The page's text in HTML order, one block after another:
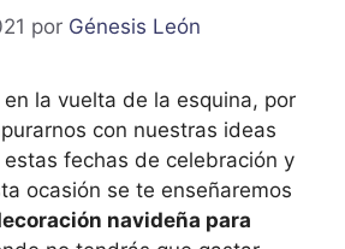
por Génesis León
la vuelta de la esquina, por
con nuestras ideas
fechas de celebración y
ocasión se te enseñaremos
navideña para